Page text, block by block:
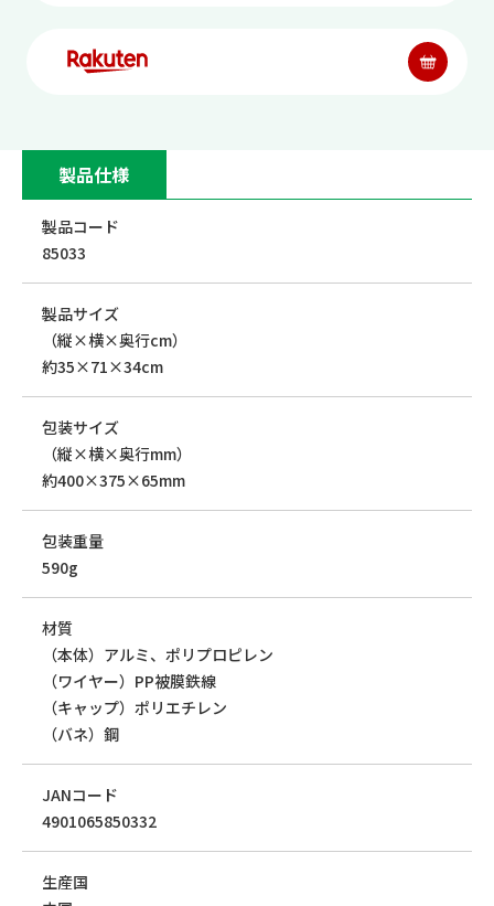
製品仕様
製品コード
85033
製品サイズ
（縦×横×奥行cm）
約35×71×34cm
包装サイズ
（縦×横×奥行mm）
約400×375×65mm
包装重量
590g
材質
（本体）アルミ、ポリプロピレン
（ワイヤー）PP被膜鉄線
（キャップ）ポリエチレン
（バネ）鋼
JANコード
4901065850332
生産国